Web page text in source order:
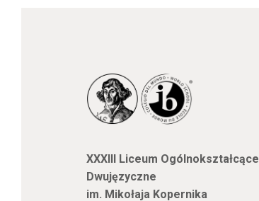
XXXIII Liceum Ogólnokształcące
Dwujęzyczne
im. Mikołaja Kopernika